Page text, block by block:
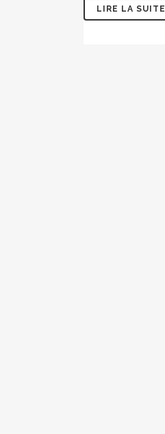
LIRE LA SUITE